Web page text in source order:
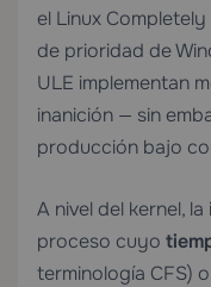
el Linux
de prioridad de
ULE implementan
inanición — sin
producción bajo
A nivel del kernel,
proceso cuyo
terminología CFS) o